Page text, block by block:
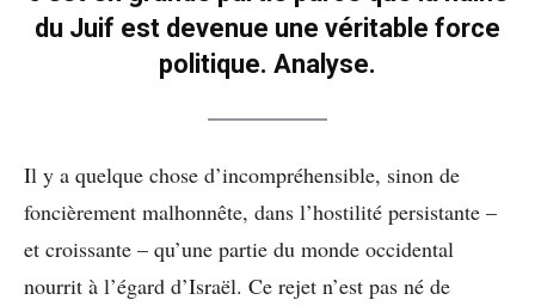
du Juif est devenue une véritable force
politique. Analyse.
Il y a quelque chose d’incompréhensible, sinon de
foncièrement malhonnête, dans l’hostilité persistante –
et croissante – qu’une partie du monde occidental
nourrit à l’égard d’Israël. Ce rejet n’est pas né de